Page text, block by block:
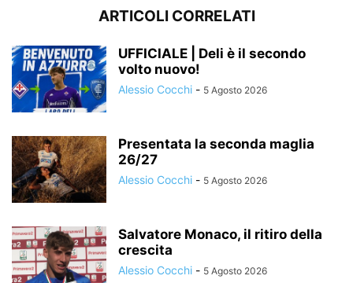
ARTICOLI CORRELATI
UFFICIALE | Deli è il secondo
volto nuovo!
Alessio Cocchi - 5 Agosto 2026
Presentata la seconda maglia
26/27
Alessio Cocchi - 5 Agosto 2026
Salvatore Monaco, il ritiro della
crescita
Alessio Cocchi - 5 Agosto 2026